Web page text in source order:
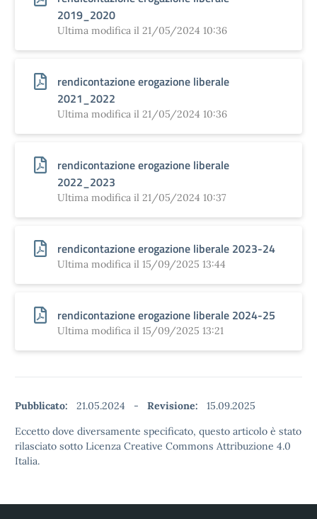
2019_2020
Ultima modifica il 21/05/2024 10:36
rendicontazione erogazione liberale
2021_2022
Ultima modifica il 21/05/2024 10:36
rendicontazione erogazione liberale
2022_2023
Ultima modifica il 21/05/2024 10:37
rendicontazione erogazione liberale 2023-24
Ultima modifica il 15/09/2025 13:44
rendicontazione erogazione liberale 2024-25
Ultima modifica il 15/09/2025 13:21
Pubblicato: 21.05.2024 - Revisione:
15.09.2025
Eccetto dove diversamente specificato, questo articolo è stato
rilasciato sotto Licenza Creative Commons Attribuzione 4.0
Italia.